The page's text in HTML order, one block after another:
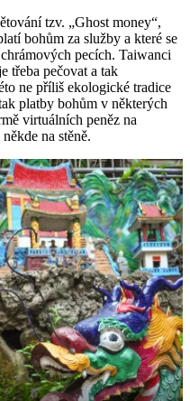
tzv. „Ghost money“,
bohům za služby a které se
pecích. Taiwanci
třeba pečovat a tak
ne příliš ekologické tradice
platby bohům v některých
virtuálních peněz na
na stěně.